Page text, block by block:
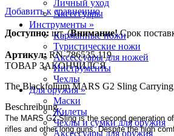
Личный уход
Аксессуары
Инструменты »
Карманные ножи
Туристические ножи
Аксессуары для ножей
Инструменты
Чехлы
Для оружия »
Маски
Жилеты
Чехлы и сумки для оружия
Аксессуары для оружия
Добавить к сравнению
Доступно: шт. (Внимание!Срок
Артикул: RN-786535.119
ТОВАР ЗАКОНЧИЛСЯ
The Blackfolium MARS G2 Sling Carrying
Beschreibung
The MARS G2 Sling is the second generation
rifles and other long guns. Despite the high